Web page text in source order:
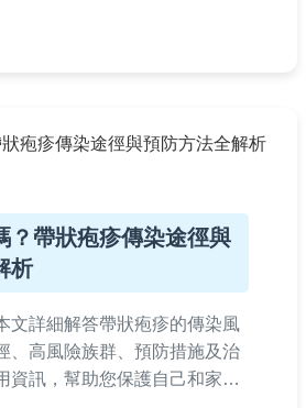
？帶狀疱疹傳染途徑與
析
文詳細解答帶狀疱疹的傳染風
、高風險族群、預防措施及治
資訊，幫助您保護自己和家